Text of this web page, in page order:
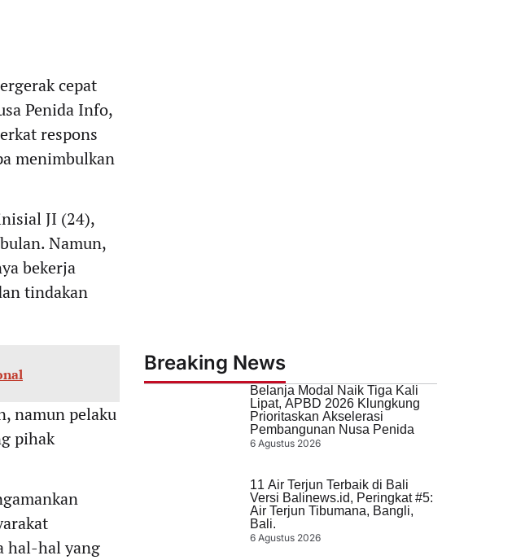
cepat
Penida Info,
respons
menimbulkan
JI (24),
Namun,
bekerja
tindakan
namun pelaku
pihak
hal-hal yang
Breaking News
Belanja Modal Naik Tiga Kali
Lipat, APBD 2026 Klungkung
Prioritaskan Akselerasi
Pembangunan Nusa Penida
6 Agustus 2026
11 Air Terjun Terbaik di Bali
Versi Balinews.id, Peringkat #5:
Air Terjun Tibumana, Bangli,
Bali.
6 Agustus 2026